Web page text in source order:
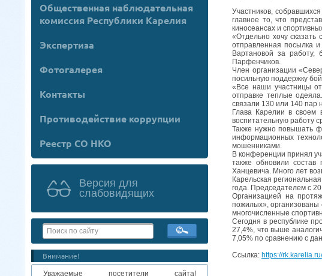
Общественная наблюдательная
комиссия Республики Карелия
Экспертиза
Фотогалерея
Контакты
Противодействие коррупции
Реестр СО НКО
Версия для
слабовидящих
Внимание!
Уважаемые посетители сайта!
Участников,
главное то, что
киносеансах и
«Отдельно хочу
отправленная посылка
Вартановой за
Парфенчиков.
Член организации
посильную поддержку
«Все наши участницы
отправке теплые
связали 130 или 140 пар
Глава Карелии в своем
воспитательную работу
Также нужно повышать
информационных
мошенниками.
В конференции принял
также обновили состав
Ханцевича. Много лет
Карельская
года. Председателем с
Организацией на
пожилых», организованы
многочисленные
Сегодня в республике
27,4%, что выше
7,05% по сравнению с
Ссылка: https://